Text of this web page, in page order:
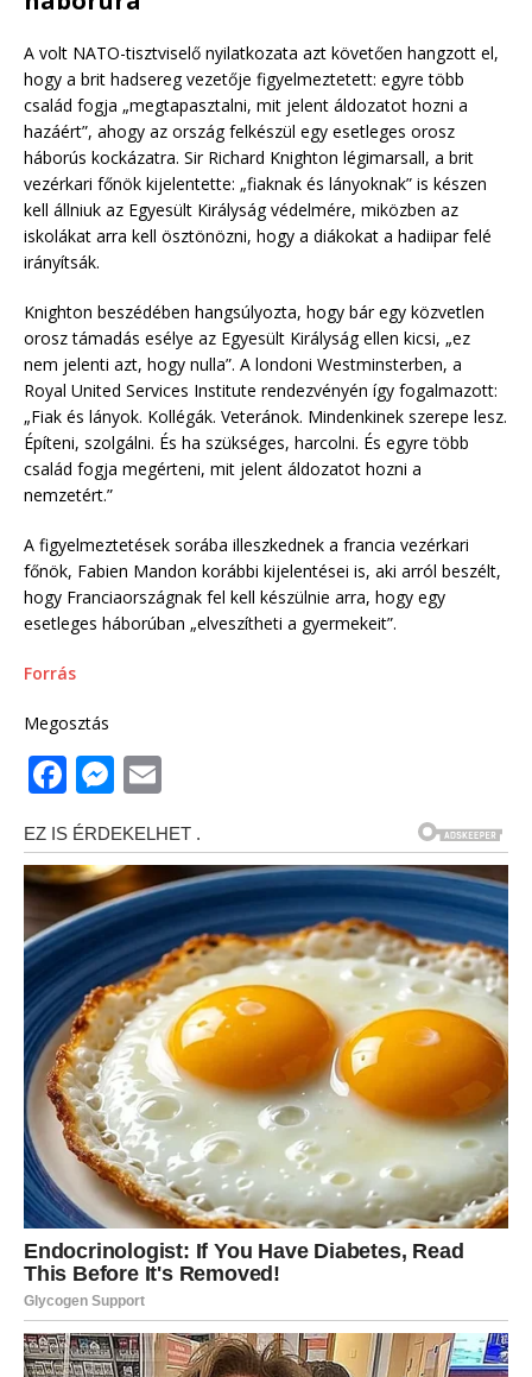
A volt NATO-tisztviselő nyilatkozata azt követően hangzott el,
hogy a brit hadsereg vezetője figyelmeztetett: egyre több
család fogja „megtapasztalni, mit jelent áldozatot hozni a
hazáért”, ahogy az ország felkészül egy esetleges orosz
háborús kockázatra. Sir Richard Knighton légimarsall, a brit
vezérkari főnök kijelentette: „fiaknak és lányoknak” is készen
kell állniuk az Egyesült Királyság védelmére, miközben az
iskolákat arra kell ösztönözni, hogy a diákokat a hadiipar felé
irányítsák.
Knighton beszédében hangsúlyozta, hogy bár egy közvetlen
orosz támadás esélye az Egyesült Királyság ellen kicsi, „ez
nem jelenti azt, hogy nulla”. A londoni Westminsterben, a
Royal United Services Institute rendezvényén így fogalmazott:
„Fiak és lányok. Kollégák. Veteránok. Mindenkinek szerepe lesz.
Építeni, szolgálni. És ha szükséges, harcolni. És egyre több
család fogja megérteni, mit jelent áldozatot hozni a
nemzetért.”
A figyelmeztetések sorába illeszkednek a francia vezérkari
főnök, Fabien Mandon korábbi kijelentései is, aki arról beszélt,
hogy Franciaországnak fel kell készülnie arra, hogy egy
esetleges háborúban „elveszítheti a gyermekeit”.
Forrás
Megosztás
F
a
c
e
b
o
o
k
M
ss
e
n
g
e
r
ai
l